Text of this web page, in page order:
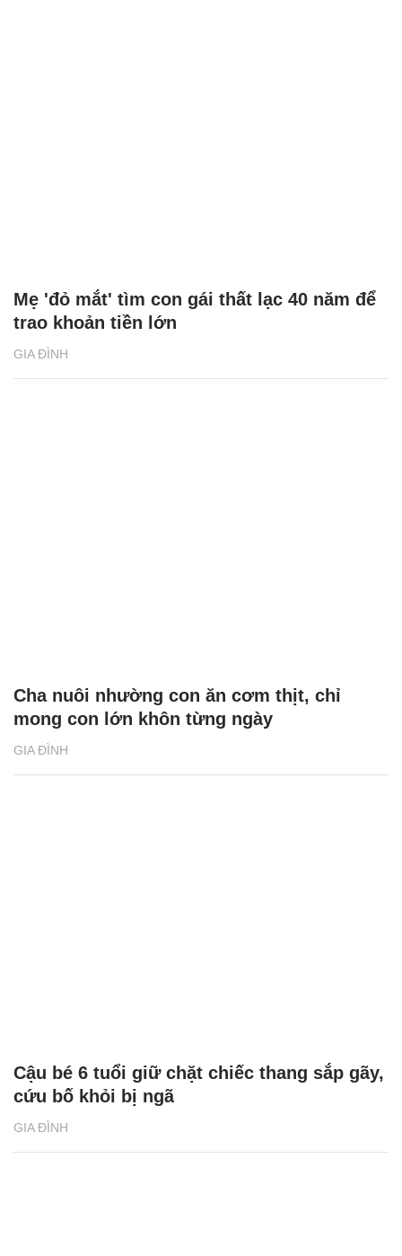
GIA ĐÌNH
Mẹ 'đỏ mắt' tìm con gái thất lạc 40 năm để
trao khoản tiền lớn
GIA ĐÌNH
Cha nuôi nhường con ăn cơm thịt, chỉ
mong con lớn khôn từng ngày
GIA ĐÌNH
Cậu bé 6 tuổi giữ chặt chiếc thang sắp gãy,
cứu bố khỏi bị ngã